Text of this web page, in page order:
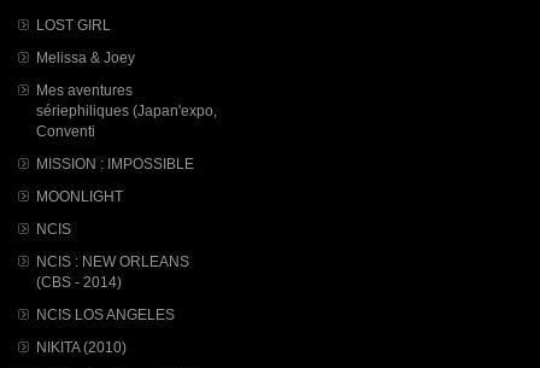
LOST GIRL
Melissa & Joey
Mes aventures
sériephiliques (Japan'expo,
Conventi
MISSION : IMPOSSIBLE
MOONLIGHT
NCIS
NCIS : NEW ORLEANS
(CBS - 2014)
NCIS LOS ANGELES
NIKITA (2010)